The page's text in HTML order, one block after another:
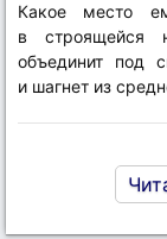
Какое место
в строящейся
объединит под
и шагнет из